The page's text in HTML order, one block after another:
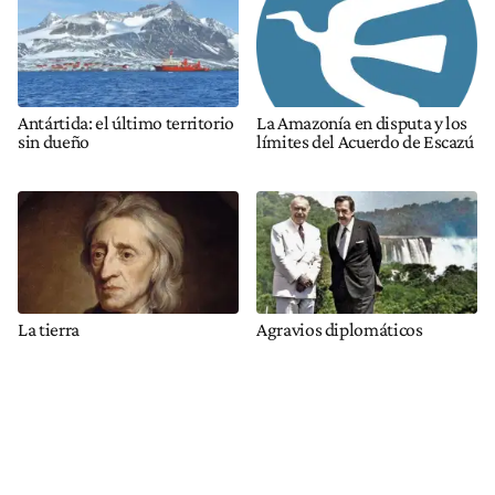
Antártida: el último territorio
sin dueño
La Amazonía en disputa y los
límites del Acuerdo de Escazú
La tierra Agravios diplomáticos